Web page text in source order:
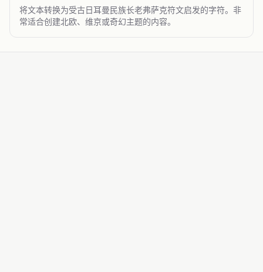
将文本转换为受古日耳曼民族长老弗萨克符文启发的字符。非
常适合创建北欧、维京或奇幻主题的内容。